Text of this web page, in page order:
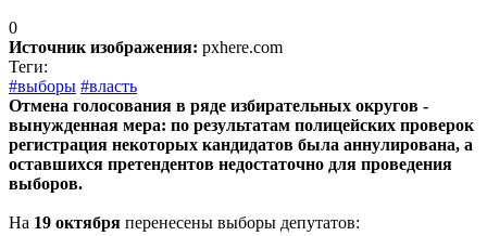
0
Источник изображения: pxhere.com
Теги:
#выборы #власть
Отмена голосования в ряде избирательных округов -
вынужденная мера: по результатам полицейских проверок
регистрация некоторых кандидатов была аннулирована, а
оставшихся претендентов недостаточно для проведения
выборов.
На 19 октября перенесены выборы депутатов: